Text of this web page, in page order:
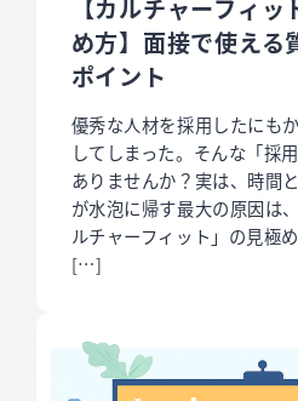
【カルチャーフィ
め方】面接で使える
ポイント
優秀な人材を採用したにも
してしまった。そんな「採
ありませんか？実は、時間
が水泡に帰す最大の原因は
ルチャーフィット」の見極
[…]